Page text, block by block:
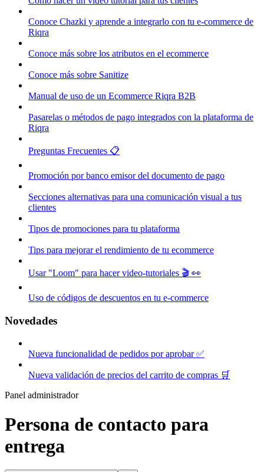
Conoce Chazki y aprende a integrarlo con tu e-commerce de
Riqra
Conoce más sobre los atributos en el ecommerce
Conoce más sobre Sanitize
Manual de uso de un Ecommerce Riqra B2B
Pasarelas o métodos de pago integrados con la plataforma de
Riqra
Preguntas Frecuentes 📋
Promoción por banco emisor del documento de pago
Secciones alternativas para una comunicación visual a tus
clientes
Tipos de promociones para tu plataforma
Tips para mejorar el rendimiento de tu ecommerce
Usar "Loom" para hacer video-tutoriales 🎬 👀
Uso de códigos de descuentos en tu e-commerce
Novedades
Nueva funcionalidad de pedidos por aprobar ✅
Nueva validación de precios del carrito de compras 🛒
Panel administrador
Persona de contacto para
entrega